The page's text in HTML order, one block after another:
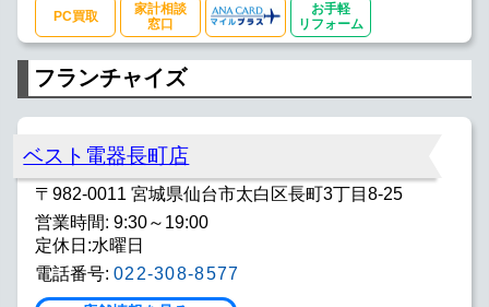
PC買取
家計相談
窓口
お手軽
リフォーム
フランチャイズ
ベスト電器長町店
〒982-0011 宮城県仙台市太白区長町3丁目8-25
営業時間: 9:30～19:00
定休日:水曜日
電話番号: 022-308-8577